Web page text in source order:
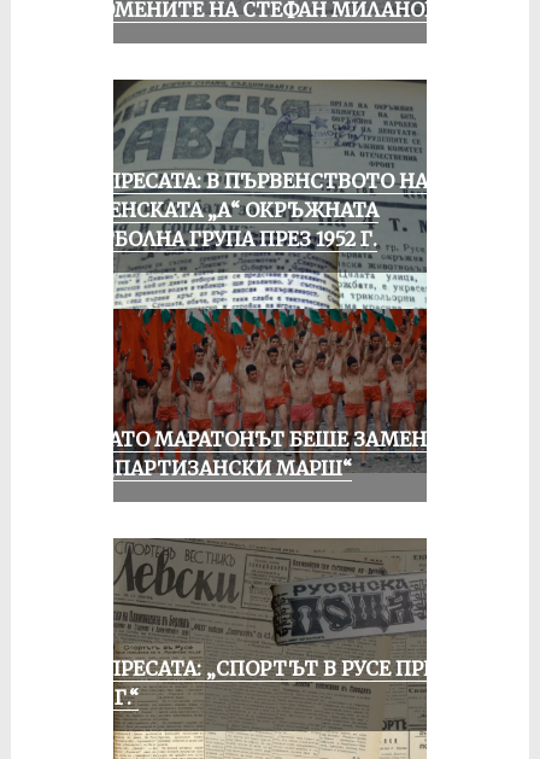
СПОМЕНИТЕ НА СТЕФАН МИЛАНОВ
ОТ ПРЕСАТА: В ПЪРВЕНСТВОТО НА
РУСЕНСКАТА „А“ ОКРЪЖНАТА
ФУТБОЛНА ГРУПА ПРЕЗ 1952 Г.
КОГАТО МАРАТОНЪТ БЕШЕ ЗАМЕНЕН
ОТ „ПАРТИЗАНСКИ МАРШ“
ОТ ПРЕСАТА: „СПОРТЪТ В РУСЕ ПРЕЗ
1935 Г.“